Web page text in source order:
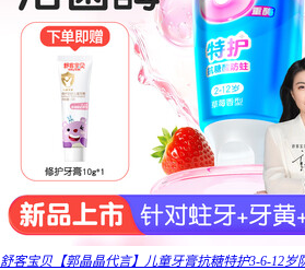
舒客宝贝【郭晶晶代言】儿童牙膏抗糖特护3-6-12岁